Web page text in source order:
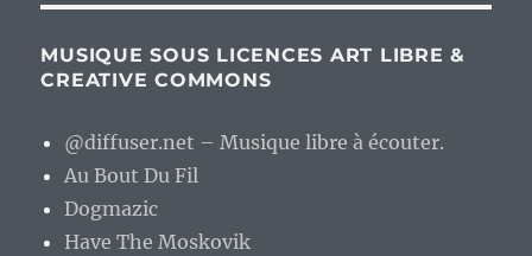
MUSIQUE SOUS LICENCES ART LIBRE &
CREATIVE COMMONS
@diffuser.net – Musique libre à écouter.
Au Bout Du Fil
Dogmazic
Have The Moskovik